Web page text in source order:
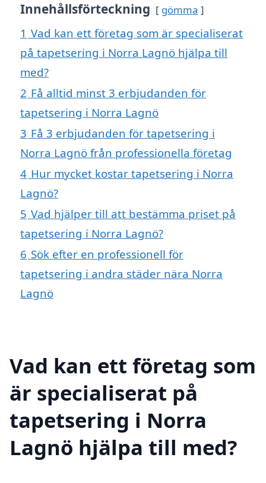
Innehållsförteckning gömma
1 Vad kan ett företag som är specialiserat
på tapetsering i Norra Lagnö hjälpa till
med?
2 Få alltid minst 3 erbjudanden för
tapetsering i Norra Lagnö
3 Få 3 erbjudanden för tapetsering i
Norra Lagnö från professionella företag
4 Hur mycket kostar tapetsering i Norra
Lagnö?
5 Vad hjälper till att bestämma priset på
tapetsering i Norra Lagnö?
6 Sök efter en professionell för
tapetsering i andra städer nära Norra
Lagnö
Vad kan ett företag som
är specialiserat på
tapetsering i Norra
Lagnö hjälpa till med?